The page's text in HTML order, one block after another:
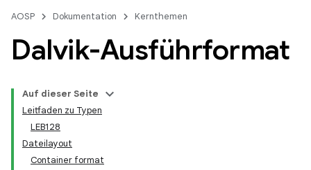
AOSP Dokumentation Kernthemen
Dalvik-Ausführformat
Auf dieser Seite
Leitfaden zu Typen
LEB128
Dateilayout
Container format